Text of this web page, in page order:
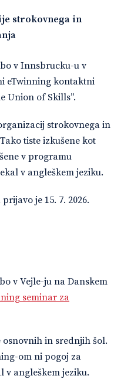
strokovnega in
v Innsbrucku-u v
eTwinning kontaktni
Union of Skills”.
strokovnega in
tiste izkušene kot
v programu
v angleškem jeziku.
je 15. 7. 2026.
v Vejle-ju na Danskem
seminar za
in srednjih šol.
om ni pogoj za
v angleškem jeziku.